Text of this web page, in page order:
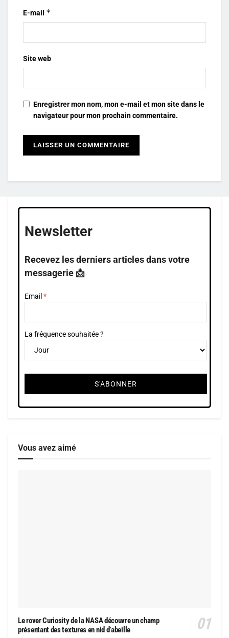
E-mail *
Site web
Enregistrer mon nom, mon e-mail et mon site dans le
navigateur pour mon prochain commentaire.
Newsletter
Recevez les derniers articles dans votre
messagerie 📩
Email
La fréquence souhaitée ?
Vous avez aimé
Le rover Curiosity de la NASA découvre un champ
présentant des textures en nid d’abeille